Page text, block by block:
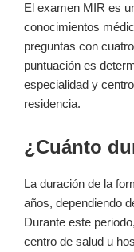
El ⁢examen ⁢MIR​ es
conocimientos
preguntas con
puntuación es
especialidad y
residencia.
¿Cuánto
La ⁣duración de la
años, dependiendo
Durante⁢ este
centro de salud u